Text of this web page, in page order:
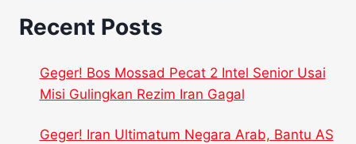
INTIM
MASUK
BEGINI
AKSINYA!
Recent Posts
Geger! Bos Mossad Pecat 2 Intel Senior Usai
Misi Gulingkan Rezim Iran Gagal
Geger! Iran Ultimatum Negara Arab, Bantu AS